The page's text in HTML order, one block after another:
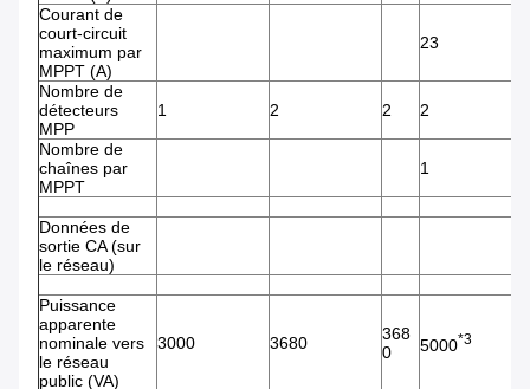
Courant de
court-circuit
maximum par
MPPT (A)
23
Nombre de
détecteurs
MPP
1 2 2 2
Nombre de
chaînes par
MPPT
1
Données de
sortie CA (sur
le réseau)
Puissance
apparente
nominale vers
le réseau
public (VA)
3000 3680
368
0
5000*3